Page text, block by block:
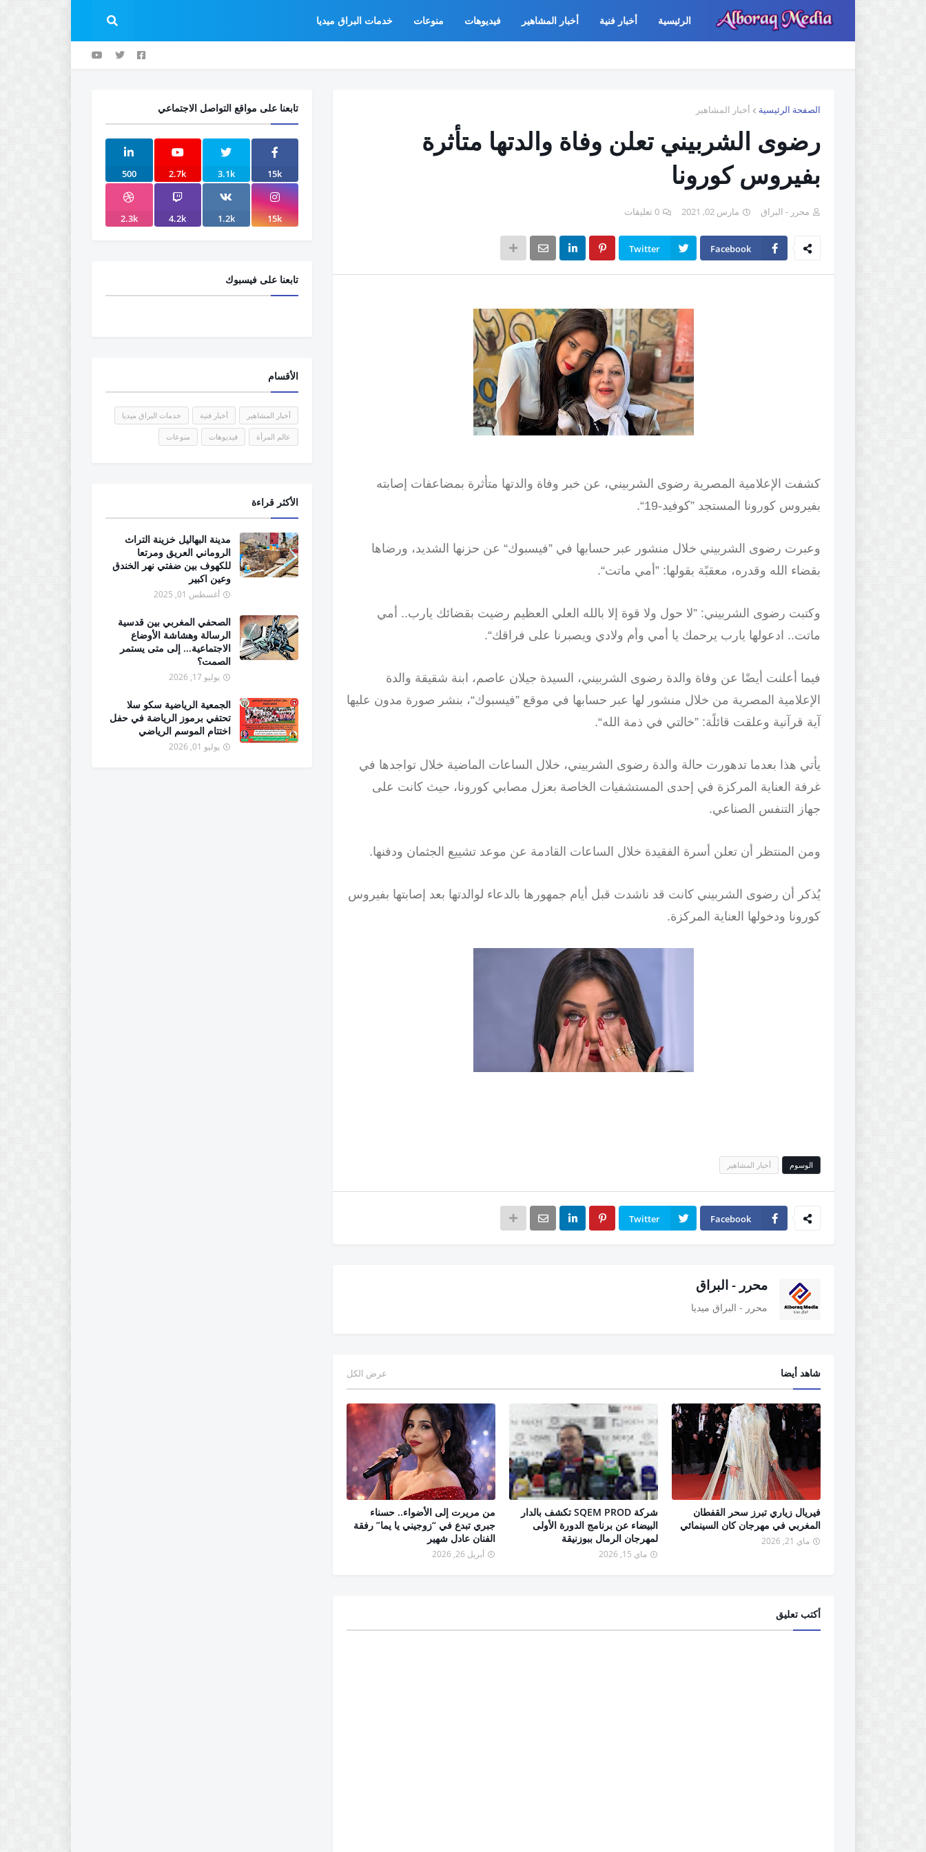
الرئيسية أخبار فنية أخبار المشاهير فيديوهات منوعات خدمات البراق ميديا
الصفحة الرئيسية أخبار المشاهير
رضوى الشربيني تعلن وفاة والدتها متأثرة
بفيروس كورونا
محرر - البراق مارس 02, 2021 0 تعليقات
Facebook
Twitter
كشفت الإعلامية المصرية رضوى الشربيني، عن خبر وفاة والدتها متأثرة بمضاعفات إصابته
بفيروس كورونا المستجد ”كوفيد-19“.
وعبرت رضوى الشربيني خلال منشور عبر حسابها في ”فيسبوك“ عن حزنها الشديد، ورضاها
بقضاء الله وقدره، معقبًة بقولها: ”أمي ماتت“.
وكتبت رضوى الشربيني: ”لا حول ولا قوة إلا بالله العلي العظيم رضيت بقضائك يارب.. أمي
ماتت.. ادعولها يارب يرحمك يا أمي وأم ولادي ويصبرنا على فراقك“.
فيما أعلنت أيضًا عن وفاة والدة رضوى الشربيني، السيدة جيلان عاصم، ابنة شقيقة والدة
الإعلامية المصرية من خلال منشور لها عبر حسابها في موقع ”فيسبوك“، بنشر صورة مدون عليها
آية قرآنية وعلقت قائلًة: ”خالتي في ذمة الله“.
يأتي هذا بعدما تدهورت حالة والدة رضوى الشربيني، خلال الساعات الماضية خلال تواجدها في
غرفة العناية المركزة في إحدى المستشفيات الخاصة بعزل مصابي كورونا، حيث كانت على
جهاز التنفس الصناعي.
ومن المنتظر أن تعلن أسرة الفقيدة خلال الساعات القادمة عن موعد تشييع الجثمان ودفنها.
يُذكر أن رضوى الشربيني كانت قد ناشدت قبل أيام جمهورها بالدعاء لوالدتها بعد إصابتها بفيروس
كورونا ودخولها العناية المركزة.
الوسوم أخبار المشاهير
Facebook
Twitter
محرر - البراق
محرر - البراق ميديا
شاهد أيضا عرض الكل
فيريال زياري تبرز سحر القفطان
المغربي في مهرجان كان السينمائي
ماي 21, 2026
شركة SQEM PROD تكشف بالدار
البيضاء عن برنامج الدورة الأولى
لمهرجان الرمال ببوزنيقة
ماي 15, 2026
من مريرت إلى الأضواء.. حسناء
جبري تبدع في “زوجيني يا يما” رفقة
الفنان عادل شهير
أبريل 26, 2026
أكتب تعليق
تابعنا على مواقع التواصل الاجتماعي
15k
3.1k
2.7k
500
15k
1.2k
4.2k
2.3k
تابعنا على فيسبوك
الأقسام
أخبار المشاهير أخبار فنية خدمات البراق ميديا
عالم المرأة فيديوهات منوعات
الأكثر قراءة
مدينة البهاليل خزينة التراث
الروماني العريق ومرتعا
للكهوف بين ضفتي نهر الخندق
وعين اكبير
أغسطس 01, 2025
الصحفي المغربي بين قدسية
الرسالة وهشاشة الأوضاع
الاجتماعية... إلى متى يستمر
الصمت؟
يوليو 17, 2026
الجمعية الرياضية سكو سلا
تحتفي برموز الرياضة في حفل
اختتام الموسم الرياضي
يوليو 01, 2026